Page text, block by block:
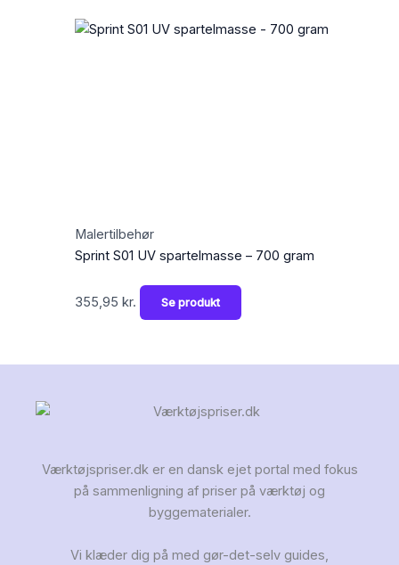
Malertilbehør
Sprint S01 UV spartelmasse – 700 gram
355,95 kr. Se produkt
Værktøjspriser.dk er en dansk ejet portal med fokus
på sammenligning af priser på værktøj og
byggematerialer.
Vi klæder dig på med gør-det-selv guides,